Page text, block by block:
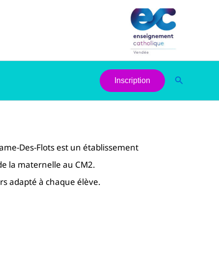
Inscription
Des-Flots est un établissement
la maternelle au CM2.
adapté à chaque élève.